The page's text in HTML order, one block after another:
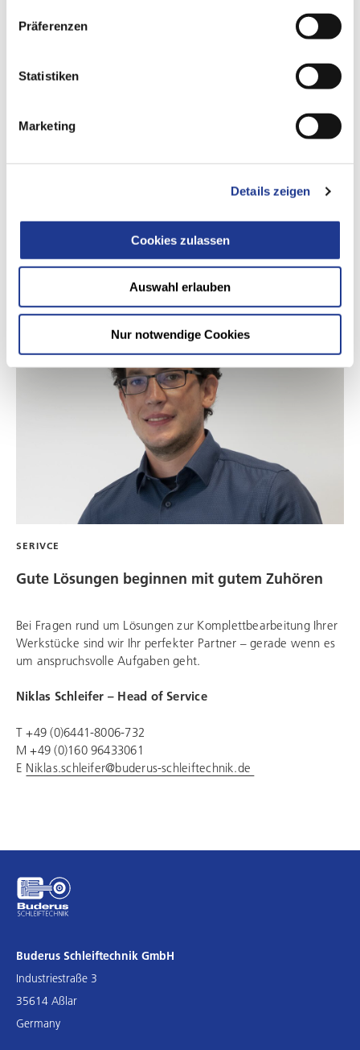
Präferenzen
Statistiken
Marketing
Details zeigen
Cookies zulassen
Auswahl erlauben
Nur notwendige Cookies
Serviceverträge
konfigurierbaren Service-Vertrag ab. Er deckt auf Wunsch
Serviceteile
SERIVCE
Gute Lösungen beginnen mit gutem Zuhören
Bei Fragen rund um Lösungen zur Komplettbearbeitung Ihrer
Werkstücke sind wir Ihr perfekter Partner – gerade wenn es
um anspruchsvolle Aufgaben geht.
Niklas Schleifer – Head of Service
T +49 (0)6441-8006-732
M +49 (0)160 96433061
E Niklas.schleifer@buderus-schleiftechnik.de
Buderus Schleiftechnik GmbH
Industriestraße 3
35614 Aßlar
Germany